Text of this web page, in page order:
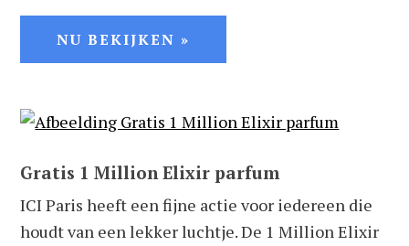
NU BEKIJKEN »
Gratis 1 Million Elixir parfum
ICI Paris heeft een fijne actie voor iedereen die
houdt van een lekker luchtje. De 1 Million Elixir